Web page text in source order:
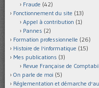
Fraude (42)
Fonctionnement du site (13)
Appel à contribution (1)
Pannes (2)
Formation professionnelle (26)
Histoire de l'informatique (15)
Mes publications (3)
Revue Française de
On parle de moi (5)
Réglementation et démarche